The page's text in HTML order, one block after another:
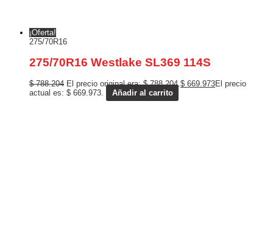
¡Oferta!
275/70R16
275/70R16 Westlake SL369 114S
$788.204 El precio original era: $ 788.204.$ 669.973El precio
actual es: $ 669.973.
Añadir al carrito